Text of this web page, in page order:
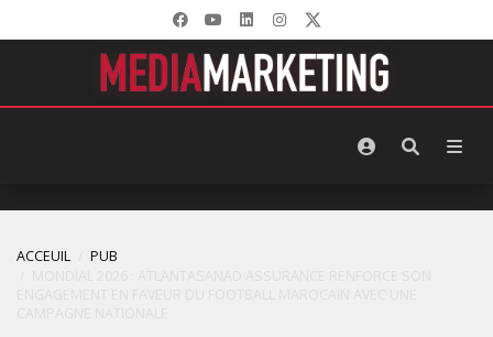
ACCEUIL
PUB